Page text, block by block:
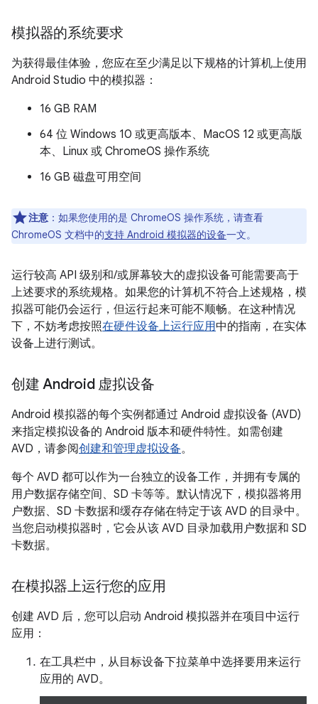
模拟器的系统要求
为获得最佳体验，您应在至少满足以下规格的计算机上使用
Android Studio 中的模拟器：
16 GB RAM
64 位 Windows 10 或更高版本、MacOS 12 或更高版
本、Linux 或 ChromeOS 操作系统
16 GB 磁盘可用空间
注意 ：如果您使用的是 ChromeOS 操作系统，请查看
ChromeOS 文档中的支持 Android 模拟器的设备一文。
运行较高 API 级别和/或屏幕较大的虚拟设备可能需要高于
上述要求的系统规格。如果您的计算机不符合上述规格，模
拟器可能仍会运行，但运行起来可能不顺畅。在这种情况
下，不妨考虑按照在硬件设备上运行应用中的指南，在实体
设备上进行测试。
创建 Android 虚拟设备
Android 模拟器的每个实例都通过 Android 虚拟设备 (AVD)
来指定模拟设备的 Android 版本和硬件特性。 如需创建
AVD，请参阅创建和管理虚拟设备。
每个 AVD 都可以作为一台独立的设备工作，并拥有专属的
用户数据存储空间、SD 卡等等。默认情况下，模拟器将用
户数据、SD 卡数据和缓存存储在特定于该 AVD 的目录中。
当您启动模拟器时，它会从该 AVD 目录加载用户数据和 SD
卡数据。
在模拟器上运行您的应用
创建 AVD 后，您可以启动 Android 模拟器并在项目中运行
应用：
在工具栏中，从目标设备下拉菜单中选择要用来运行
应用的 AVD。